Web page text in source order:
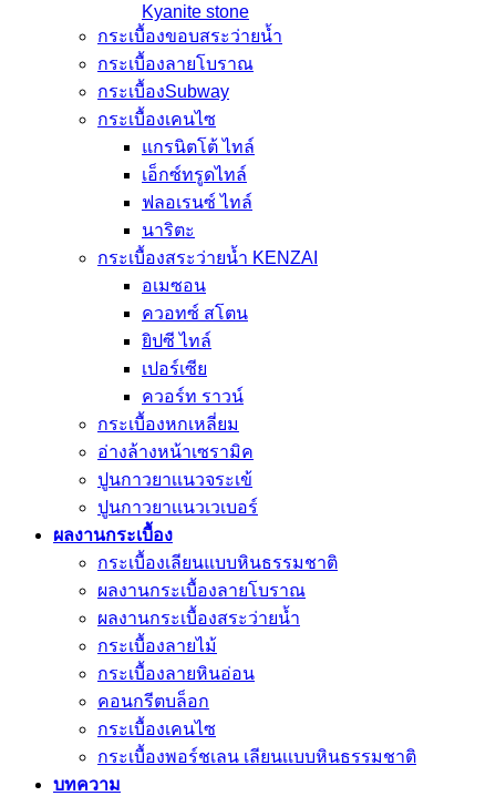
Kyanite stone
กระเบื้องขอบสระว่ายน้ำ
กระเบื้องลายโบราณ
กระเบื้องSubway
กระเบื้องเคนไซ
แกรนิตโต้ ไทล์
เอ็กซ์ทรูดไทล์
ฟลอเรนซ์ ไทล์
นาริตะ
กระเบื้องสระว่ายน้ำ KENZAI
อเมซอน
ควอทซ์ สโตน
ยิปซี ไทล์
เปอร์เซีย
ควอร์ท ราวน์
กระเบื้องหกเหลี่ยม
อ่างล้างหน้าเซรามิค
ปูนกาวยาเเนวจระเข้
ปูนกาวยาเเนวเวเบอร์
ผลงานกระเบื้อง
กระเบื้องเลียนแบบหินธรรมชาติ
ผลงานกระเบื้องลายโบราณ
ผลงานกระเบื้องสระว่ายนํ้า
กระเบื้องลายไม้
กระเบื้องลายหินอ่อน
คอนกรีตบล็อก
กระเบื้องเคนไซ
กระเบื้องพอร์ชเลน เลียนเเบบหินธรรมชาติ
บทความ